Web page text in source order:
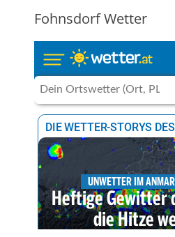
Fohnsdorf Wetter